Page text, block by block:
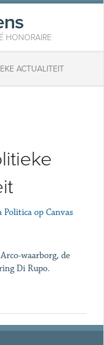
HONORAIRE
ACTUALITEIT
Politica op Canvas
waarborg, de
Di Rupo.